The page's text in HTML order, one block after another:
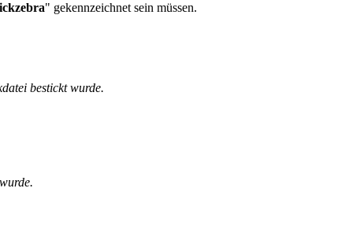
" gekennzeichnet sein müssen.
bestickt wurde.